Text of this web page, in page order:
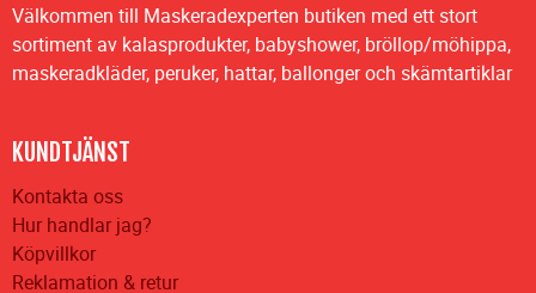
Välkommen till Maskeradexperten butiken med ett stort
sortiment av kalasprodukter, babyshower, bröllop/möhippa,
maskeradkläder, peruker, hattar, ballonger och skämtartiklar
KUNDTJÄNST
Kontakta oss
Hur handlar jag?
Köpvillkor
Reklamation & retur